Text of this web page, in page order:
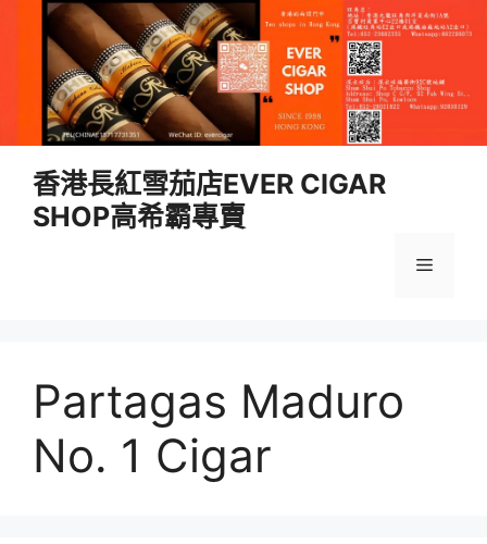
香港長紅雪茄店EVER CIGAR
SHOP高希霸專賣
選
Partagas Maduro
No. 1 Cigar